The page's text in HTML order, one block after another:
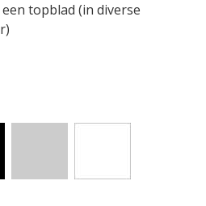
topblad (in diverse